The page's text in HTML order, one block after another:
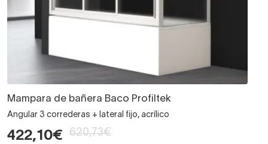
Mampara de bañera Baco Profiltek
Angular 3 correderas + lateral fijo, acrílico
422,10€ 620,73€